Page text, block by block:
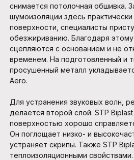
снимается потолочная обшивка.
шумоизоляции здесь
поверхности, специалисты
обезжириванию. Благодаря
сцепляются с основанием и не
временем. На подготовленный и
просушенный металл
Aero.
Для устранения звуковых волн,
делается второй слой. STP
поверхностью хорошо
Он поглощает низко- и
устраняет скрипы. Также STP
теплоизоляционными свойствами.